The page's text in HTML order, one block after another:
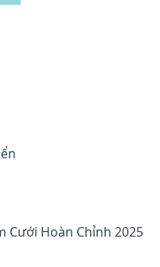
Cưới Hoàn Chỉnh 2025